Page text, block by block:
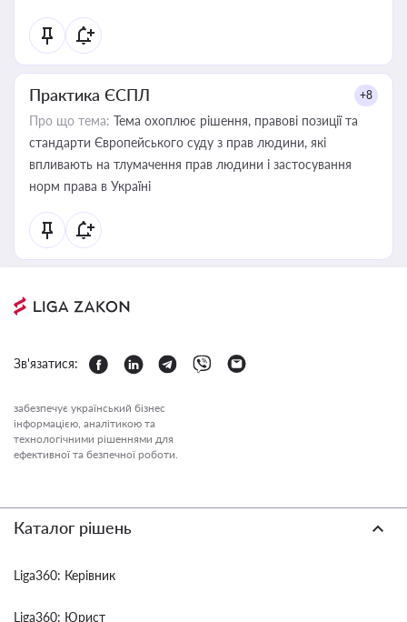
Практика ЄСПЛ +8
Про що тема: Тема охоплює рішення, правові позиції та
стандарти Європейського суду з прав людини, які
впливають на тлумачення прав людини і застосування
норм права в Україні
Зв'язатися:
забезпечує український бізнес
інформацією, аналітикою та
технологічними рішеннями для
ефективної та безпечної роботи.
Каталог рішень
Liga360: Керівник
Liga360: Юрист